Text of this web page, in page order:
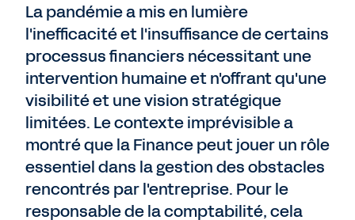
La pandémie a mis en lumière
l'inefficacité et l'insuffisance de certains
processus financiers nécessitant une
intervention humaine et n'offrant qu'une
visibilité et une vision stratégique
limitées. Le contexte imprévisible a
montré que la Finance peut jouer un rôle
essentiel dans la gestion des obstacles
rencontrés par l'entreprise. Pour le
responsable de la comptabilité, cela